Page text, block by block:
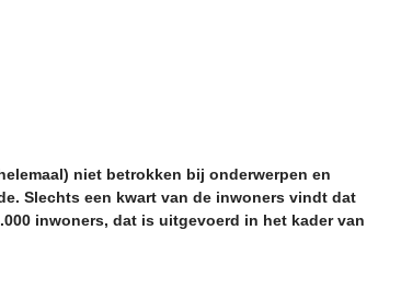
niet betrokken bij onderwerpen en
Slechts een kwart van de inwoners vindt dat
inwoners, dat is uitgevoerd in het kader van